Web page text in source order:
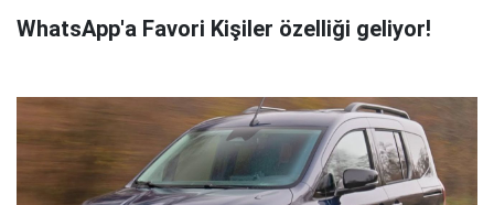
WhatsApp'a Favori Kişiler özelliği geliyor!